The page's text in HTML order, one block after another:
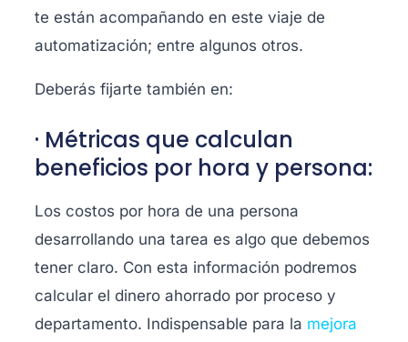
te están acompañando en este viaje de
automatización; entre algunos otros.
Deberás fijarte también en:
· Métricas que calculan
beneficios por hora y persona:
Los costos por hora de una persona
desarrollando una tarea es algo que debemos
tener claro. Con esta información podremos
calcular el dinero ahorrado por proceso y
departamento. Indispensable para la mejora